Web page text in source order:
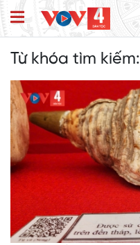
Từ khóa tìm kiếm: